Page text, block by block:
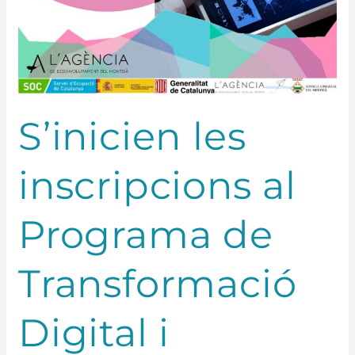
S’inicien les
inscripcions al
Programa de
Transformació
Digital i